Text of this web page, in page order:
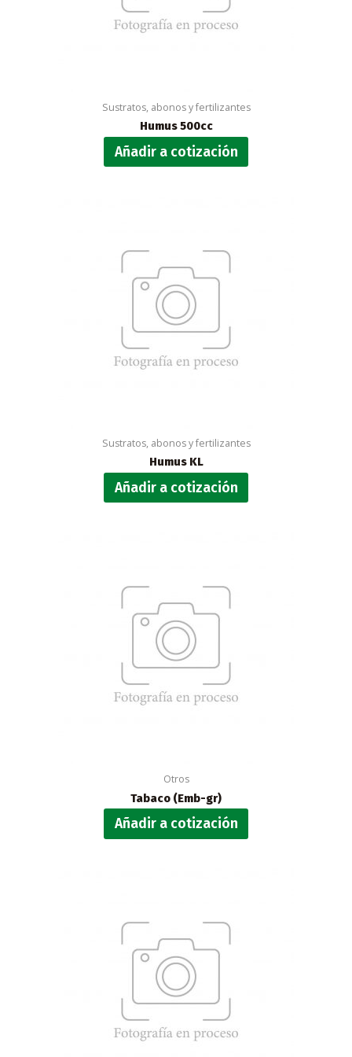
Sustratos, abonos y fertilizantes
Humus 500cc
Añadir a cotización
Sustratos, abonos y fertilizantes
Humus KL
Añadir a cotización
Otros
Tabaco (Emb-gr)
Añadir a cotización